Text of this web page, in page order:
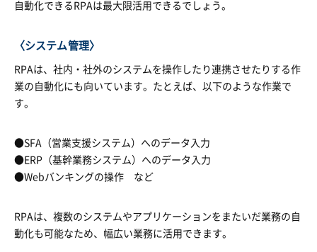
自動化できるRPAは最大限活用できるでしょう。
〈システム管理〉
RPAは、社内・社外のシステムを操作したり連携させたりする作
業の自動化にも向いています。たとえば、以下のような作業で
す。
●SFA（営業支援システム）へのデータ入力
●ERP（基幹業務システム）へのデータ入力
●Webバンキングの操作 など
RPAは、複数のシステムやアプリケーションをまたいだ業務の自
動化も可能なため、幅広い業務に活用できます。